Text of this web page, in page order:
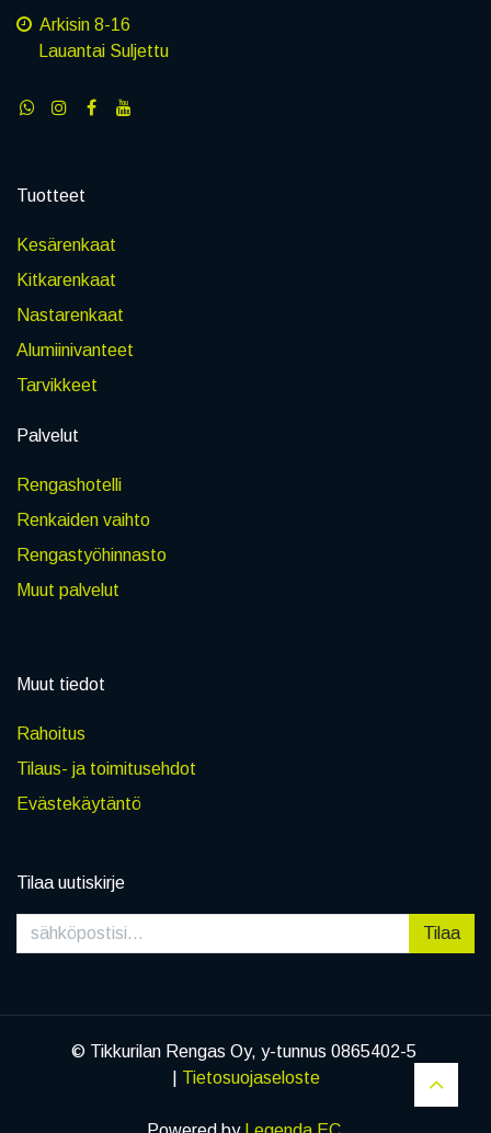
Arkisin 8-16
Lauantai Suljettu
Tuotteet
Kesärenkaat
Kitkarenkaat
Nastarenkaat
Alumiinivanteet
Tarvikkeet
Palvelut
Rengashotelli
Renkaiden vaihto
Rengastyöhinnasto
Muut palvelut
Muut tiedot
Rahoitus
Tilaus- ja toimitusehdot
Evästekäytäntö
Tilaa uutiskirje
Tilaa
© Tikkurilan Rengas Oy, y-tunnus 0865402-5
Tietosuojaseloste